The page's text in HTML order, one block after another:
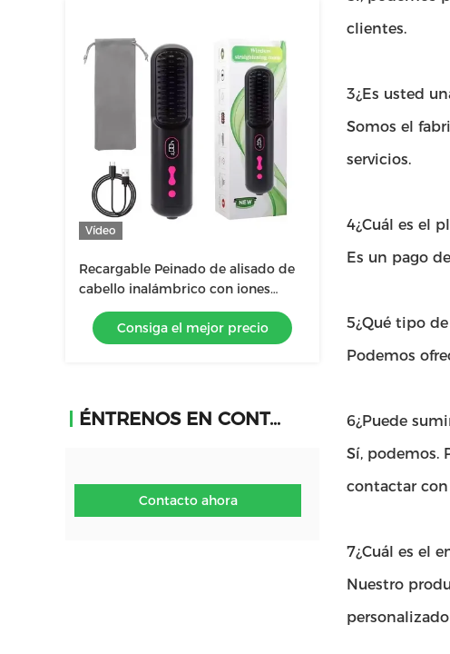
Vídeo
Recargable Peinado de alisado de
cabello inalámbrico con iones
negativos sin daño al cabello
portátilConsiga el mejor precio
ÉNTRENOS EN CONTACTO CON
Contacto ahora
clientes.
3¿Es usted
Somos el
servicios.
4¿Cuál es el
Es un pago
5¿Qué tipo
Podemos
6¿Puede
Sí, podemos.
contactar
7¿Cuál es el
Nuestro